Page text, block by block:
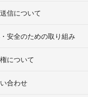
信について
安全のための取り組み
について
合わせ